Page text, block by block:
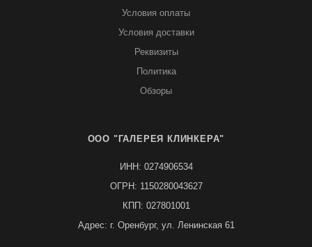
Условия оплаты
Условия доставки
Реквизиты
Политика
Обзоры
ООО "ГАЛЕРЕЯ КЛИНКЕРА"
ИНН: 0274906534
ОГРН: 1150280043627
КПП: 027801001
Адрес: г. Оренбург, ул. Ленинская 61